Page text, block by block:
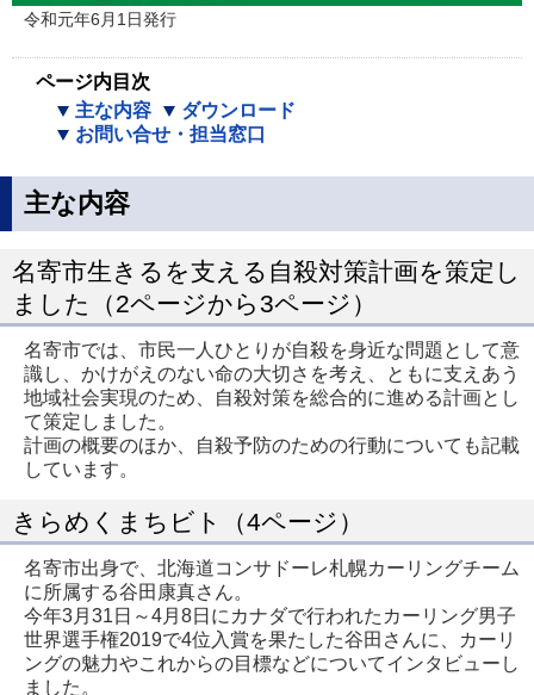
令和元年6月1日発行
ページ内目次
主な内容
ダウンロード
お問い合せ・担当窓口
主な内容
名寄市生きるを支える自殺対策計画を策定し
ました（2ページから3ページ）
名寄市では、市民一人ひとりが自殺を身近な問題として意
識し、かけがえのない命の大切さを考え、ともに支えあう
地域社会実現のため、自殺対策を総合的に進める計画とし
て策定しました。
計画の概要のほか、自殺予防のための行動についても記載
しています。
きらめくまちビト（4ページ）
名寄市出身で、北海道コンサドーレ札幌カーリングチーム
に所属する谷田康真さん。
今年3月31日～4月8日にカナダで行われたカーリング男子
世界選手権2019で4位入賞を果たした谷田さんに、カーリ
ングの魅力やこれからの目標などについてインタビューし
ました。